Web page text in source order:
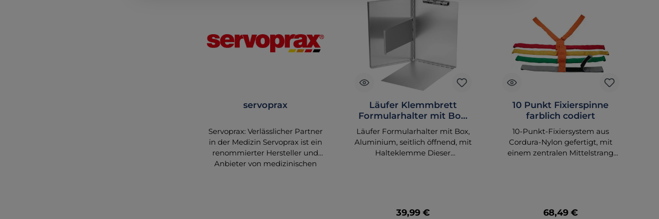
servoprax
Servoprax: Verlässlicher Partner
in der Medizin Servoprax ist ein
renommierter Hersteller und
Anbieter von medizinischen
Läufer Klemmbrett
Formularhalter mit Box,
Aluminium
Läufer Formularhalter mit Box,
Aluminium, seitlich öffnend, mit
Halteklemme Dieser
Regulärer Preis:
39,99 €
10 Punkt Fixierspinne
farblich codiert
10-Punkt-Fixiersystem aus
Cordura-Nylon gefertigt, mit
einem zentralen Mittelstrang
Regulärer Preis:
68,49 €